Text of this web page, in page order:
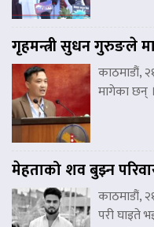
गृहमन्त्री सुधन गुरुङले
काठमाडौं,
मागेका छन्
मेहताको शव बुझ्न
काठमाडौं,
परी घाइते